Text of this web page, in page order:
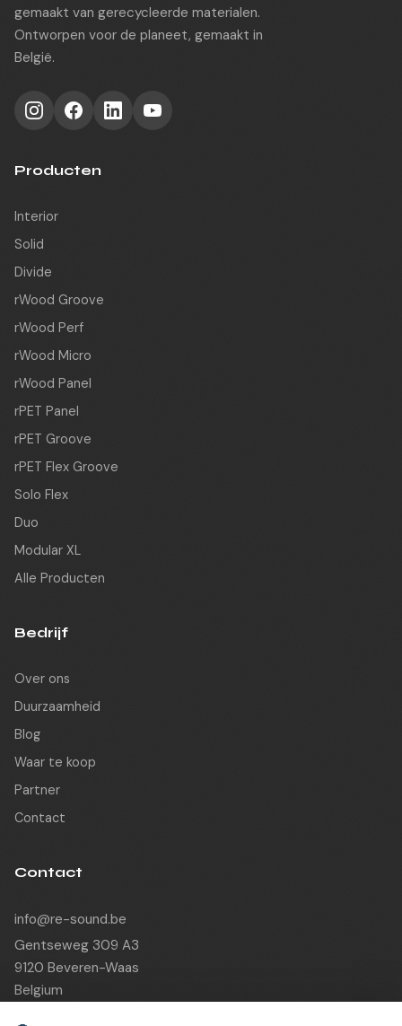
gemaakt van gerecycleerde materialen.
Ontworpen voor de planeet, gemaakt in
België.
Producten
Interior
Solid
Divide
rWood Groove
rWood Perf
rWood Micro
rWood Panel
rPET Panel
rPET Groove
rPET Flex Groove
Solo Flex
Duo
Modular XL
Alle Producten
Bedrijf
Over ons
Duurzaamheid
Blog
Waar te koop
Partner
Contact
Contact
info@re-sound.be
Gentseweg 309 A3
9120 Beveren-Waas
Belgium